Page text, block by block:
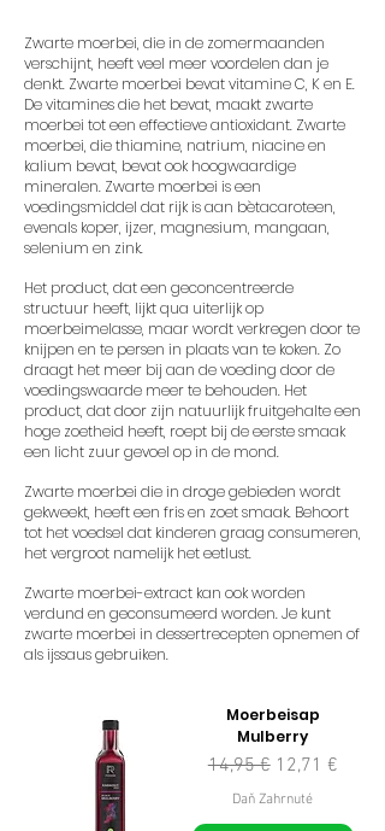
Zwarte moerbei, die in de zomermaanden
verschijnt, heeft veel meer voordelen dan je
denkt. Zwarte moerbei bevat vitamine C, K en E.
De vitamines die het bevat, maakt zwarte
moerbei tot een effectieve antioxidant. Zwarte
moerbei, die thiamine, natrium, niacine en
kalium bevat, bevat ook hoogwaardige
mineralen. Zwarte moerbei is een
voedingsmiddel dat rijk is aan bètacaroteen,
evenals koper, ijzer, magnesium, mangaan,
selenium en zink.
Het product, dat een geconcentreerde
structuur heeft, lijkt qua uiterlijk op
moerbeimelasse, maar wordt verkregen door te
knijpen en te persen in plaats van te koken. Zo
draagt ​​het meer bij aan de voeding door de
voedingswaarde meer te behouden. Het
product, dat door zijn natuurlijk fruitgehalte een
hoge zoetheid heeft, roept bij de eerste smaak
een licht zuur gevoel op in de mond.
Zwarte moerbei die in droge gebieden wordt
gekweekt, heeft een fris en zoetsmaak. Behoort
tot het voedsel dat kinderen graag consumeren,
het vergroot namelijk het eetlust.
Zwarte moerbei-extract kan ook worden
verdund en geconsumeerd worden. Je kunt
zwarte moerbei in dessertrecepten opnemen of
als ijssaus gebruiken.
Moerbeisap
Mulberry
Normálna cena
14,95 € Zľavnená cena
12,71 €
Daň Zahrnuté